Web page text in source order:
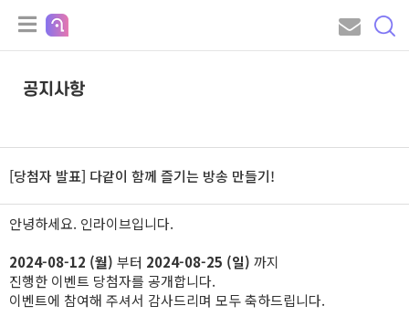
공지사항
[당첨자 발표] 다같이 함께 즐기는 방송 만들기!
안녕하세요. 인라이브입니다.
2024-08-12 (월) 부터 2024-08-25 (일) 까지
진행한 이벤트 당첨자를 공개합니다.
이벤트에 참여해 주셔서 감사드리며 모두 축하드립니다.